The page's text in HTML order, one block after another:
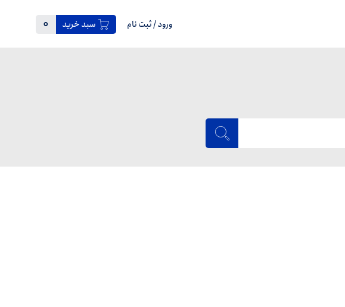
سبد خرید 0 ورود/ثبت نام